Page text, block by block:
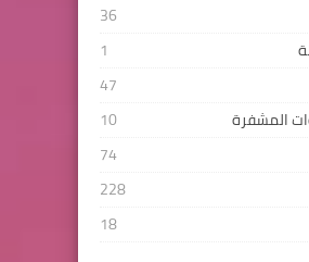
36
1
47
المشفرة
10
74
228
18